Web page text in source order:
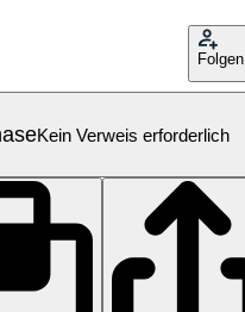
Folgen
Kein Verweis erforderlich